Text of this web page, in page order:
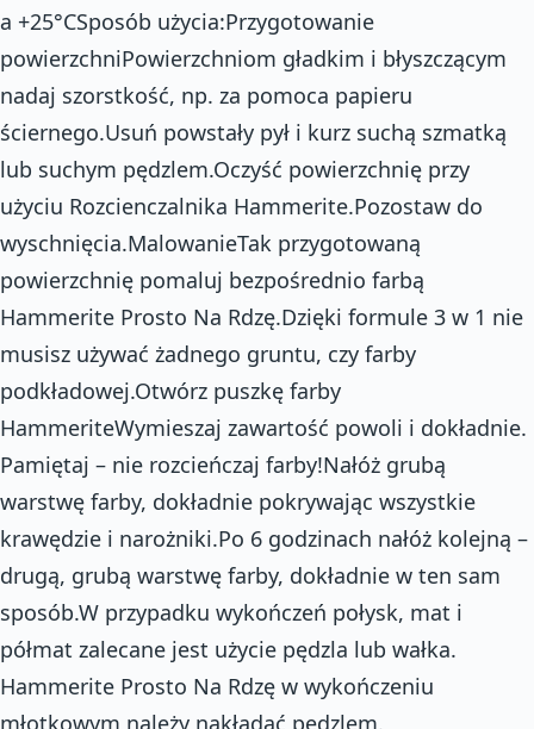
a +25°CSposób użycia:Przygotowanie
powierzchniPowierzchniom gładkim i błyszczącym
nadaj szorstkość, np. za pomoca papieru
ściernego.Usuń powstały pył i kurz suchą szmatką
lub suchym pędzlem.Oczyść powierzchnię przy
użyciu Rozcienczalnika Hammerite.Pozostaw do
wyschnięcia.MalowanieTak przygotowaną
powierzchnię pomaluj bezpośrednio farbą
Hammerite Prosto Na Rdzę.Dzięki formule 3 w 1 nie
musisz używać żadnego gruntu, czy farby
podkładowej.Otwórz puszkę farby
HammeriteWymieszaj zawartość powoli i dokładnie.
Pamiętaj – nie rozcieńczaj farby!Nałóż grubą
warstwę farby, dokładnie pokrywając wszystkie
krawędzie i narożniki.Po 6 godzinach nałóż kolejną –
drugą, grubą warstwę farby, dokładnie w ten sam
sposób.W przypadku wykończeń połysk, mat i
półmat zalecane jest użycie pędzla lub wałka.
Hammerite Prosto Na Rdzę w wykończeniu
młotkowym należy nakładać pędzlem.